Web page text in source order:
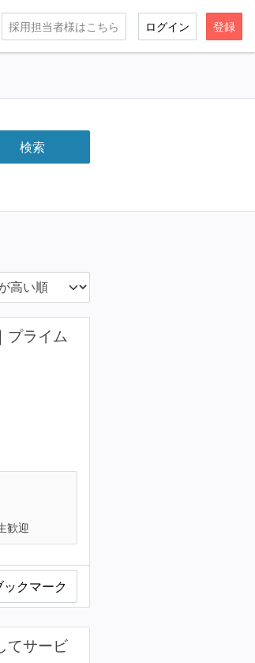
採用担当者様はこちら ログイン 登録
プライム
歓迎
ックマーク
てサービ